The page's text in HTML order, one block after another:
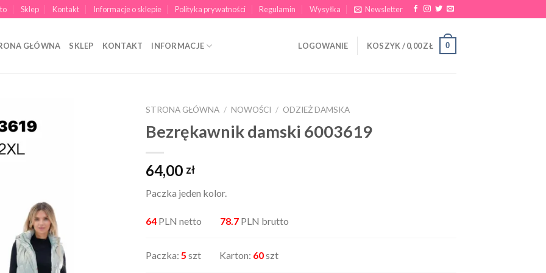
Sklep Kontakt Informacje o sklepie Polityka prywatności Regulamin Wysyłka Newsletter
GŁÓWNA SKLEP KONTAKT INFORMACJE LOGOWANIE KOSZYK /0,00ZŁ 0
STRONA GŁÓWNA / NOWOŚCI / ODZIEŻ DAMSKA
Bezrękawnik damski 6003619
64,00 zł
Paczka jeden kolor.
64 PLN netto 78.7 PLN brutto
Paczka: 5 szt Karton: 60szt